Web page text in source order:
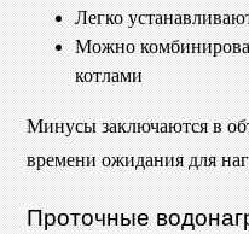
Легко
Можно
котлами
Минусы заключаются в
времени ожидания для
Проточные